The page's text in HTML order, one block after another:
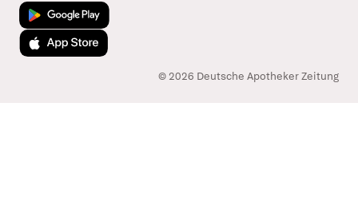
Jetzt bei Google Play
Laden im App Store
© 2026 Deutsche Apotheker Zeitung